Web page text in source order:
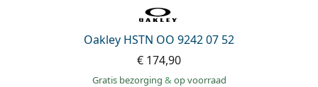
Oakley HSTN OO 9242 07 52
€ 174,90
Gratis bezorging & op voorraad